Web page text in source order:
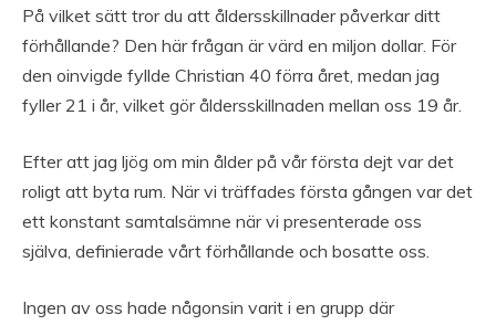
På vilket sätt tror du att åldersskillnader påverkar ditt
förhållande? Den här frågan är värd en miljon dollar. För
den oinvigde fyllde Christian 40 förra året, medan jag
fyller 21 i år, vilket gör åldersskillnaden mellan oss 19 år.
Efter att jag ljög om min ålder på vår första dejt var det
roligt att byta rum. När vi träffades första gången var det
ett konstant samtalsämne när vi presenterade oss
själva, definierade vårt förhållande och bosatte oss.
Ingen av oss hade någonsin varit i en grupp där